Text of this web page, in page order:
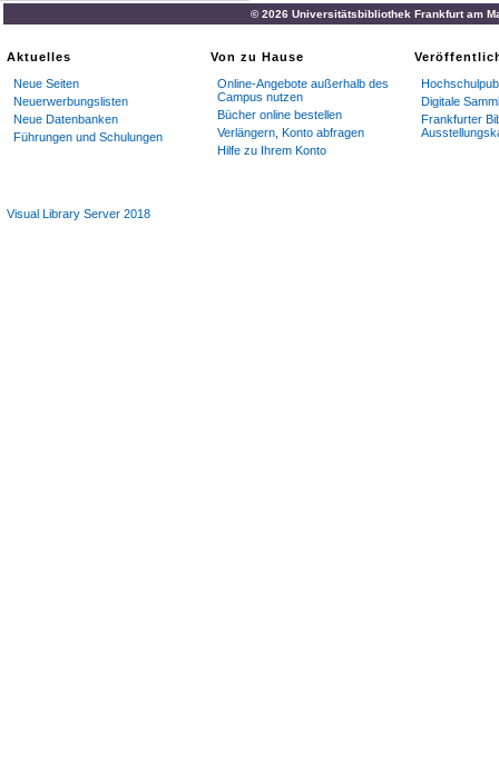
© 2026 Universitätsbibliothek Frankfurt am
Aktuelles
Neue Seiten
Neuerwerbungslisten
Neue Datenbanken
Führungen und Schulungen
Von zu Hause
Online-Angebote außerhalb des
Campus nutzen
Bücher online bestellen
Verlängern, Konto abfragen
Hilfe zu Ihrem Konto
Digitale
Frankfurter
Visual Library Server 2018